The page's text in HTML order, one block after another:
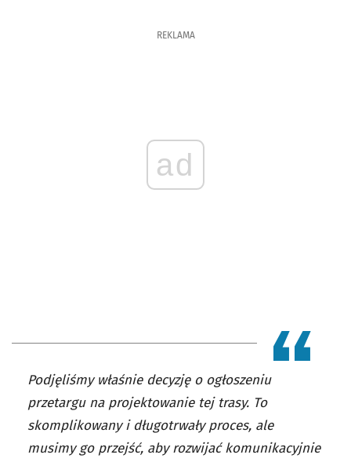
REKLAMA
ad
Podjęliśmy właśnie decyzję o ogłoszeniu
przetargu na projektowanie tej trasy. To
skomplikowany i długotrwały proces, ale
musimy go przejść, aby rozwijać komunikacyjnie